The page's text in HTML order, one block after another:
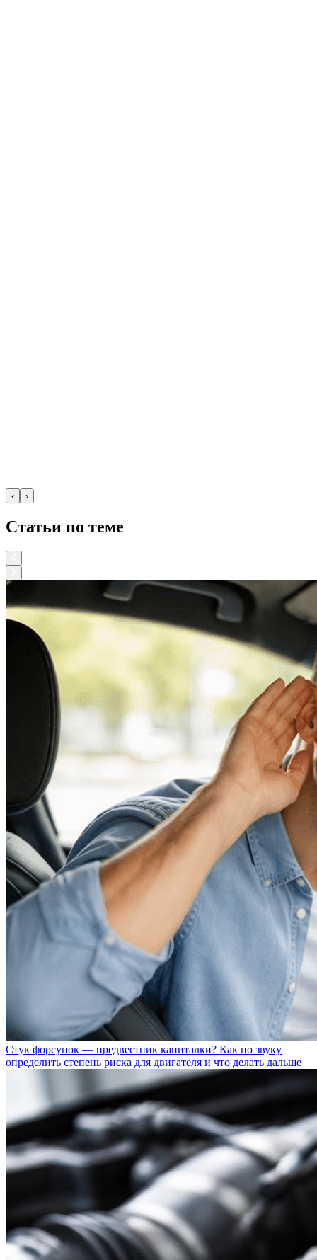
‹ ›
Статьи по теме
Стук форсунок — предвестник капиталки? Как по звуку
определить степень риска для двигателя и что делать дальше